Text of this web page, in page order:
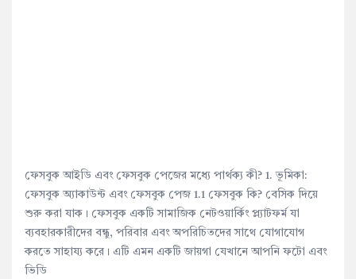
ফেসবুক আইডি এবং ফেসবুক পেজের মধ্যে পার্থক্য কী? 1. ভূমিকা:
ফেসবুক অ্যাকাউন্ট এবং ফেসবুক পেজ 1.1 ফেসবুক কি? বেসিক দিয়ে
শুরু করা যাক। ফেসবুক একটি সামাজিক নেটওয়ার্কিং প্ল্যাটফর্ম যা
ব্যবহারকারীদের বন্ধু, পরিবার এবং অপরিচিতদের সাথে যোগাযোগ
করতে সাহায্য করে। এটি এমন একটি জায়গা যেখানে আপনি ফটো এবং
ভিডি